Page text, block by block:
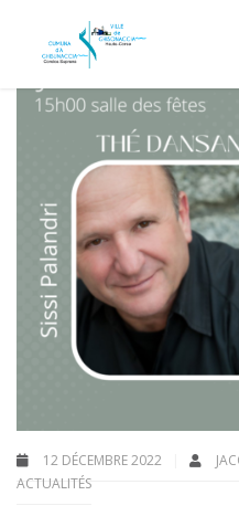
12 DÉCEMBRE 2022
ACTUALITÉS